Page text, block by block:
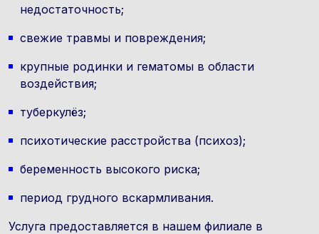
недостаточность;
свежие травмы и повреждения;
крупные родинки и гематомы в области
воздействия;
туберкулёз;
психотические расстройства (психоз);
беременность высокого риска;
период грудного вскармливания.
Услуга предоставляется в нашем филиале в